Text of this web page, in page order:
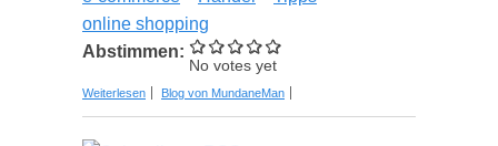
online shopping
Abstimmen:
No votes yet
Weiterlesen über Cross Selling: Die Macht des Querverkaufs
Blog von MundaneMan